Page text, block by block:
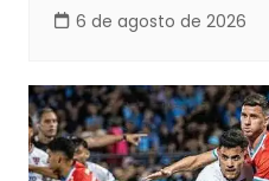
6 de agosto de 2026